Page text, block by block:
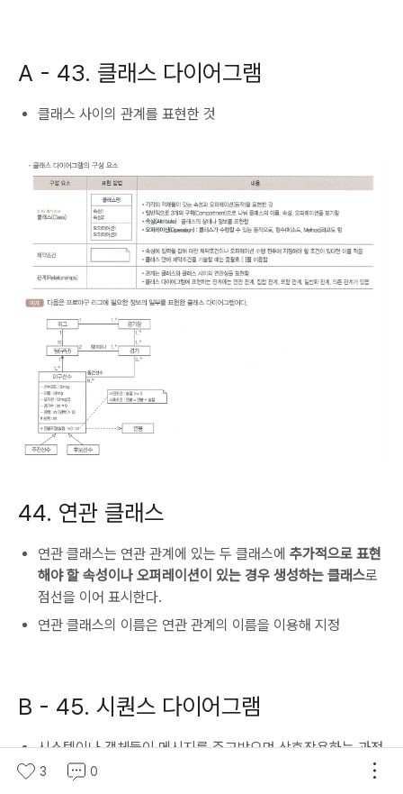
A - 43. 클래스 다이어그램
클래스 사이의 관계를 표현한 것
44. 연관 클래스
연관 클래스는 연관 관계에 있는 두 클래스에 추가적으로 표현
해야 할 속성이나 오퍼레이션이 있는 경우 생성하는 클래스로
점선을 이어 표시한다.
연관 클래스의 이름은 연관 관계의 이름을 이용해 지정
B - 45. 시퀀스 다이어그램
시스템이나 객체들이 메시지를 주고받으며 상호작용하는 과정
을 그림으로 표현한 다이어그램
3 0